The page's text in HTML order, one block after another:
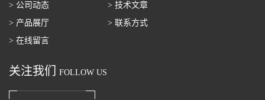
> 公司动态
> 技术文章
> 产品展厅
> 联系方式
> 在线留言
关注我们 FOLLOW US